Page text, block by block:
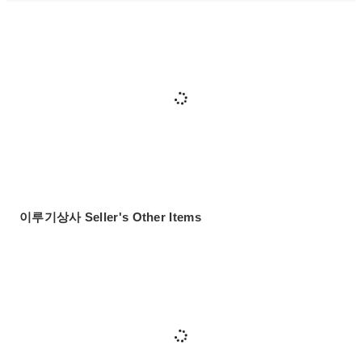
이루기상사 Seller's Other Items